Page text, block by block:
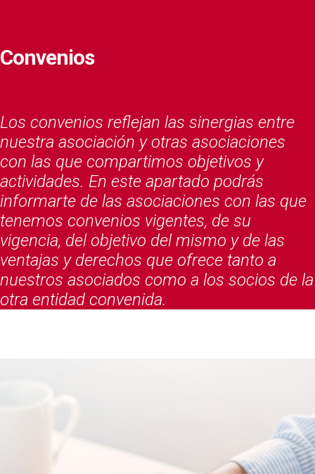
Convenios
Los convenios reflejan las sinergias entre
nuestra asociación y otras asociaciones
con las que compartimos objetivos y
actividades. En este apartado podrás
informarte de las asociaciones con las que
tenemos convenios vigentes, de su
vigencia, del objetivo del mismo y de las
ventajas y derechos que ofrece tanto a
nuestros asociados como a los socios de la
otra entidad convenida.